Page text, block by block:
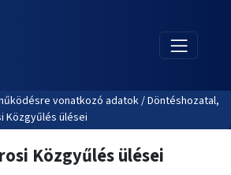
vonatkozó adatok / Döntéshozatal,
Közgyűlés ülései
Közgyűlés ülései